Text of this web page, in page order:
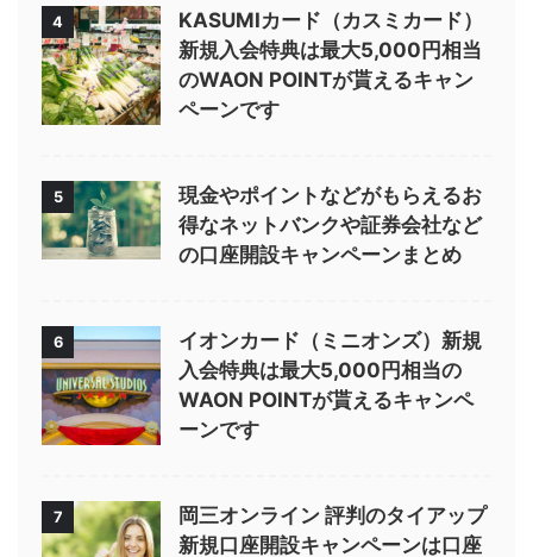
4
KASUMIカード（カスミカード）
新規入会特典は最大5,000円相当
のWAON POINTが貰えるキャン
ペーンです
5
現金やポイントなどがもらえるお
得なネットバンクや証券会社など
の口座開設キャンペーンまとめ
6
イオンカード（ミニオンズ）新規
入会特典は最大5,000円相当の
WAON POINTが貰えるキャンペ
ーンです
7
岡三オンライン 評判のタイアップ
新規口座開設キャンペーンは口座